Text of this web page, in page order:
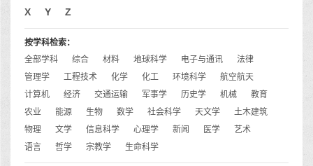
X
Y Z
按学科检索：
全部学科
综合 材料 地球科学 电子与通讯
法律
管理学
工程技术 化学 化工 环境科学
航空航天
计算机
经济 交通运输 军事学 历史学 机械
教育
农业
能源 生物 数学 社会科学 天文学
土木建筑
物理
文学 信息科学 心理学 新闻 医学
艺术
语言
哲学 宗教学 生命科学